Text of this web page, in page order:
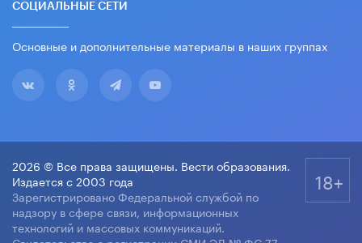
СОЦИАЛЬНЫЕ СЕТИ
Основные и дополнительные материалы в наших группах
2026 © Все права защищены. Вести образования.
Издается с 2003 года
Зарегистрировано Федеральной службой по
надзору в сфере связи, информационных
технологий и массовых коммуникаций.
18+